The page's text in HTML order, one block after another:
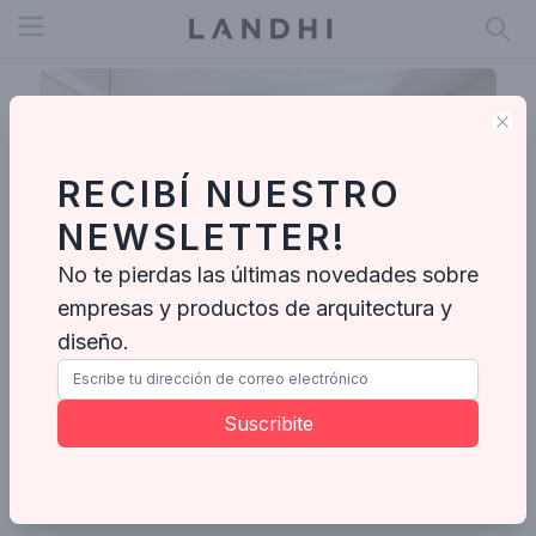
Open menu
Lucilla Mesquita Arquitetura e Interiores
Enviar mensaje
RECIBÍ NUESTRO
NEWSLETTER!
No te pierdas las últimas novedades sobre
empresas y productos de arquitectura y
diseño.
Suscribite